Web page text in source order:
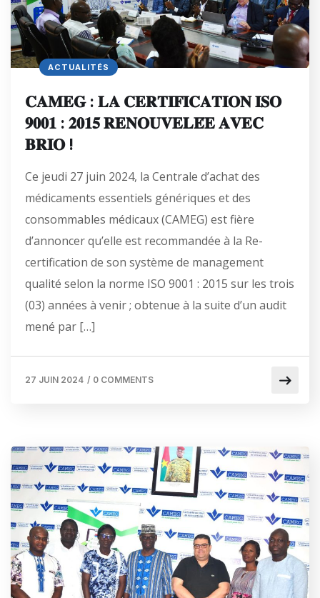
ACTUALITÉS
𝐂𝐀𝐌𝐄𝐆 : 𝐋𝐀 𝐂𝐄𝐑𝐓𝐈𝐅𝐈𝐂𝐀𝐓𝐈𝐎𝐍 𝐈𝐒𝐎
𝟗𝟎𝟎𝟏 : 𝟐𝟎𝟏𝟓 𝐑𝐄𝐍𝐎𝐔𝐕𝐄𝐋𝐄́𝐄 𝐀𝐕𝐄𝐂
𝐁𝐑𝐈𝐎 !
Ce jeudi 27 juin 2024, la Centrale d’achat des
médicaments essentiels génériques et des
consommables médicaux (CAMEG) est fière
d’annoncer qu’elle est recommandée à la Re-
certification de son système de management
qualité selon la norme ISO 9001 : 2015 sur les trois
(03) années à venir ; obtenue à la suite d’un audit
mené par […]
27 JUIN 2024 / 0 COMMENTS